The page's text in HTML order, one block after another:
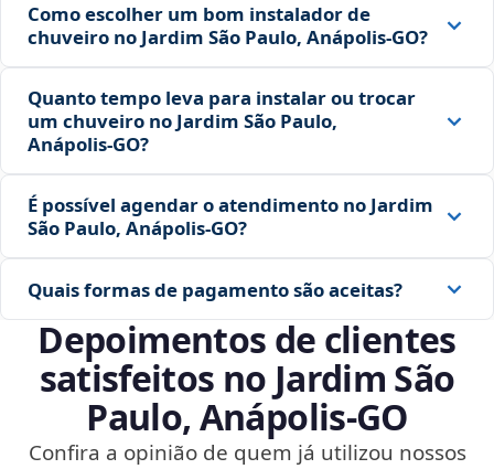
Como escolher um bom instalador de
chuveiro no Jardim São Paulo, Anápolis‑GO?
Quanto tempo leva para instalar ou trocar
um chuveiro no Jardim São Paulo,
Anápolis‑GO?
É possível agendar o atendimento no Jardim
São Paulo, Anápolis‑GO?
Quais formas de pagamento são aceitas?
Depoimentos de clientes
satisfeitos no Jardim São
Paulo, Anápolis‑GO
Confira a opinião de quem já utilizou nossos